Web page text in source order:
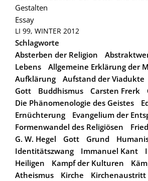
Gestalten
Essay
LI 99, WINTER 2012
Schlagworte
Absterben der Religion
Lebens
Allgemeine Erklärung der
Aufklärung
Aufstand der Viadukte
Gott
Buddhismus Carsten Frerk
Die Phänomenologie des Geistes
Ernüchterung
Evangelium der
Formenwandel des Religiösen
G. W. Hegel
Gott Grund
Identitätszwang
Immanuel Kant
Heiligen
Kampf der Kulturen
Atheismus
Kirche Kirchenaustritt